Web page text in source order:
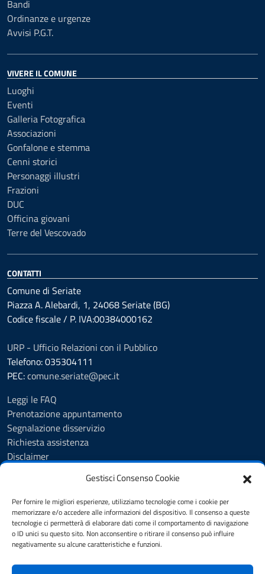
Gestisci Consenso Cookie
Per fornire le migliori esperienze, utilizziamo tecnologie come i cookie per
memorizzare e/o accedere alle informazioni del dispositivo. Il consenso a queste
tecnologie ci permetterà di elaborare dati come il comportamento di navigazione
o ID unici su questo sito. Non acconsentire o ritirare il consenso può influire
negativamente su alcune caratteristiche e funzioni.
Bandi
Ordinanze e urgenze
Avvisi P.G.T.
VIVERE IL COMUNE
Luoghi
Eventi
Galleria Fotografica
Associazioni
Gonfalone e stemma
Cenni storici
Personaggi illustri
Frazioni
DUC
Officina giovani
Terre del Vescovado
CONTATTI
Comune di Seriate
Piazza A. Alebardi, 1, 24068 Seriate (BG)
Codice fiscale / P. IVA:00384000162
URP - Ufficio Relazioni con il Pubblico
Telefono: 035304111
PEC:comune.seriate@pec.it
Leggi le FAQ
Prenotazione appuntamento
Segnalazione disservizio
Richiesta assistenza
Disclaimer
Cookie Policy
Informativa privacy
Dichiarazione di accessibilità
Note legali